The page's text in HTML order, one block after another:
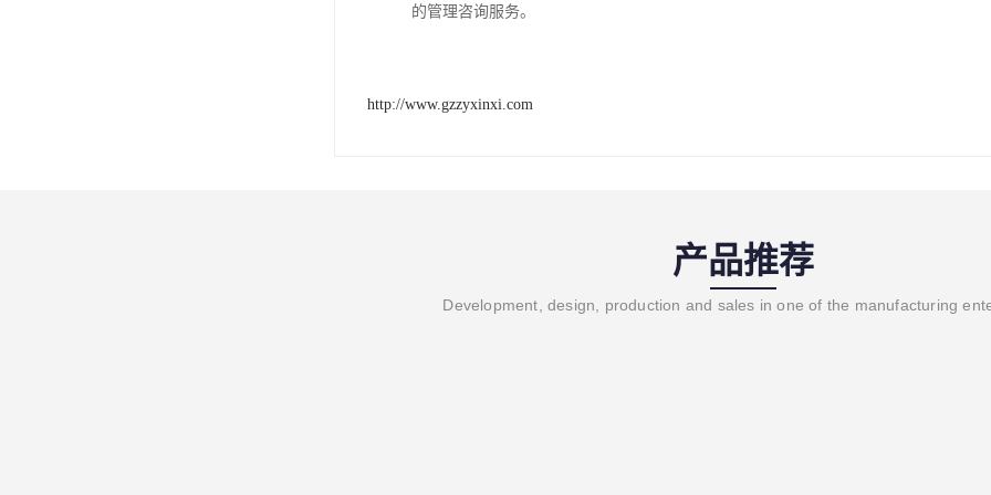
的管理咨询服务。
http://www.gzzyxinxi.com
产品推荐
Development, design, production and sales in one of the manufacturing